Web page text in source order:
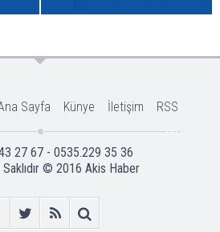
Sayfa Künye İletişim RSS
27 67 - 0535.229 35 36
Saklıdır © 2016 Akis Haber